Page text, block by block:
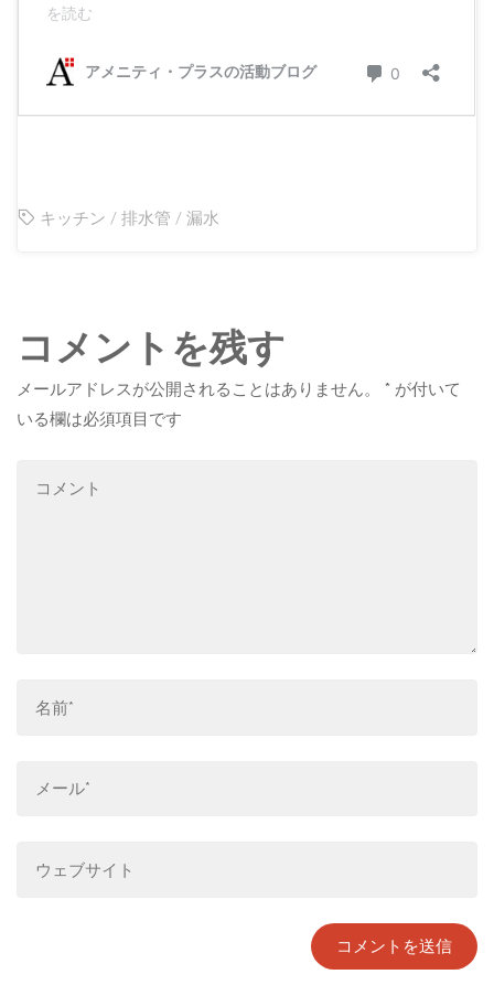
キッチン / 排水管 / 漏水
コメントを残す
メールアドレスが公開されることはありません。 * が付いて
いる欄は必須項目です